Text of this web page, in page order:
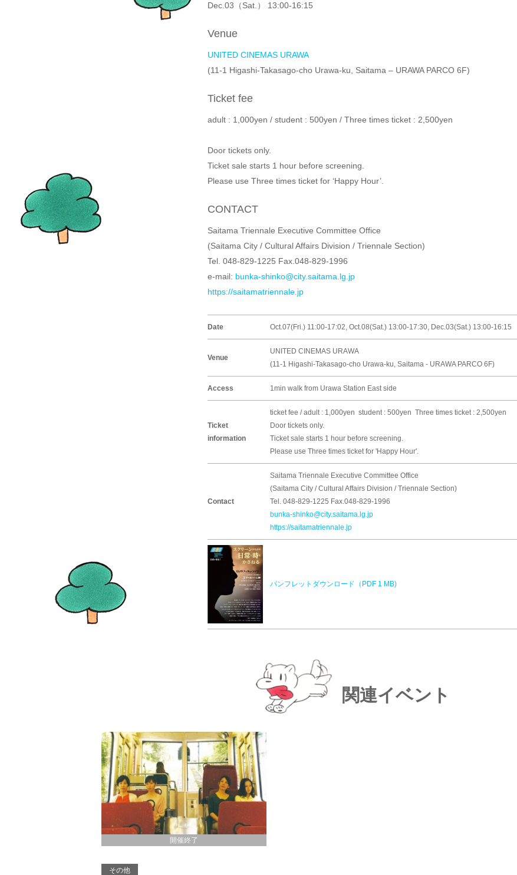
Dec.03（Sat.） 13:00-16:15
Venue
UNITED CINEMAS URAWA
(11-1 Higashi-Takasago-cho Urawa-ku, Saitama – URAWA PARCO 6F)
Ticket fee
adult : 1,000yen / student : 500yen / Three times ticket : 2,500yen
Door tickets only.
Ticket sale starts 1 hour before screening.
Please use Three times ticket for ‘Happy Hour’.
CONTACT
Saitama Triennale Executive Committee Office
(Saitama City / Cultural Affairs Division / Triennale Section)
Tel. 048-829-1225 Fax.048-829-1996
e-mail: bunka-shinko@city.saitama.lg.jp
https://saitamatriennale.jp
Date Oct.07(Fri.) 11:00-17:02, Oct.08(Sat.) 13:00-17:30, Dec.03(Sat.) 13:00-16:15
Venue
UNITED CINEMAS URAWA
(11-1 Higashi-Takasago-cho Urawa-ku, Saitama - URAWA PARCO 6F)
Access 1min walk from Urawa Station East side
Ticket
information
ticket fee / adult : 1,000yen student : 500yen Three times ticket : 2,500yen
Door tickets only.
Ticket sale starts 1 hour before screening.
Please use Three times ticket for 'Happy Hour'.
Contact
Saitama Triennale Executive Committee Office
(Saitama City / Cultural Affairs Division / Triennale Section)
Tel. 048-829-1225 Fax.048-829-1996
bunka-shinko@city.saitama.lg.jp
https://saitamatriennale.jp
パンフレットダウンロード（PDF 1 MB)
関連イベント
開催終了
その他